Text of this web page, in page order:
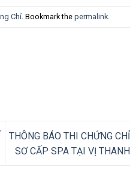
Chỉ. Bookmark the permalink.
THÔNG BÁO THI CHỨNG CHỈ
SƠ CẤP SPA TẠI VỊ THANH